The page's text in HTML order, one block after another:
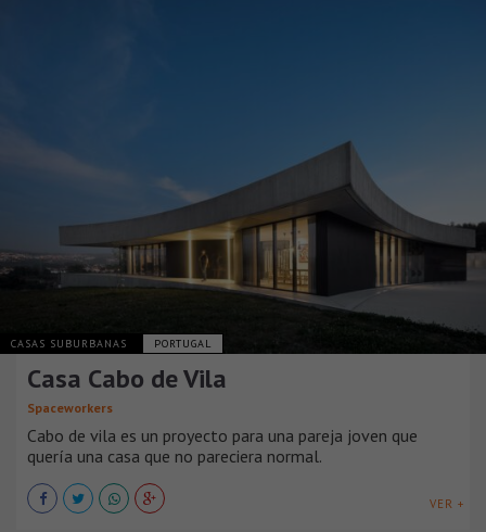
CASAS SUBURBANAS PORTUGAL
Casa Cabo de Vila
Spaceworkers
Cabo de vila es un proyecto para una pareja joven que
quería una casa que no pareciera normal.
VER +